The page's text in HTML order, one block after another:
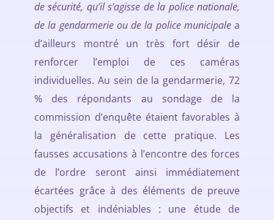
de sécurité, qu’il s’agisse de la police nationale,
de la gendarmerie ou de la police municipalea
d’ailleurs montré un très fort désir de
renforcer l’emploi de ces caméras
individuelles. Au sein de la gendarmerie, 72
% des répondants au sondage de la
commission d’enquête étaient favorables à
la généralisation de cette pratique. Les
fausses accusations à l’encontre des forces
de l’ordre seront ainsi immédiatement
écartées grâce à des éléments de preuve
objectifs et indéniables : une étude de